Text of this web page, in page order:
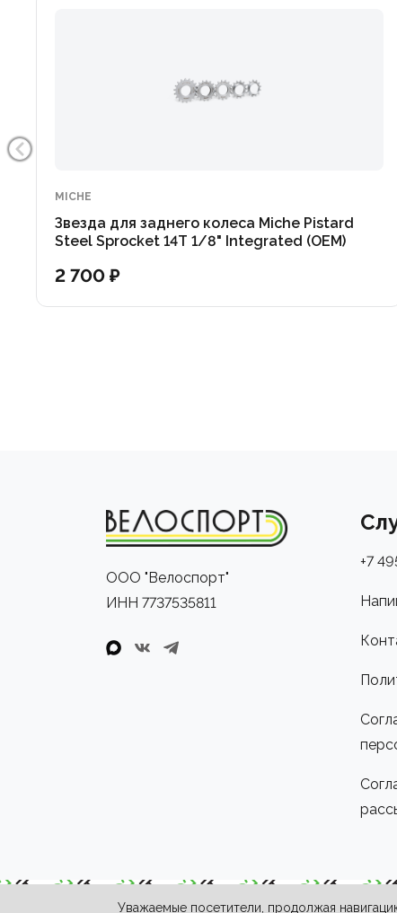
MICHE
Звезда для заднего колеса Miche Pistard
Steel Sprocket 14T 1/8" Integrated (OEM)
2 700 ₽
ООО "Велоспорт"
ИНН 7737535811
+7
Уважаемые посетители, продолжая